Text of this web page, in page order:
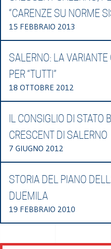
“CARENZE SU NORME
15 FEBBRAIO 2013
SALERNO: LA
PER “TUTTI”
18 OTTOBRE 2012
IL CONSIGLIO DI STATO
CRESCENT DI SALERNO
7 GIUGNO 2012
STORIA DEL PIANO
DUEMILA
19 FEBBRAIO 2010